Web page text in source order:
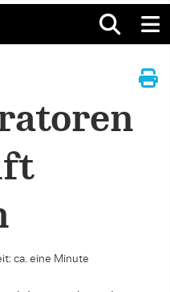
ca. eine Minute